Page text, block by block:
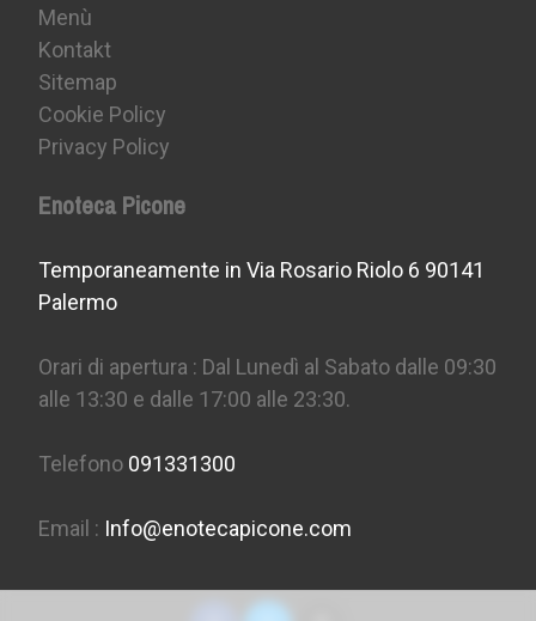
Menù
Kontakt
Sitemap
Cookie Policy
Privacy Policy
Enoteca Picone
Temporaneamente in Via Rosario Riolo 6 90141
Palermo
Orari di apertura : Dal Lunedì al Sabato dalle 09:30
alle 13:30 e dalle 17:00 alle 23:30.
Telefono 091331300
Email : Info@enotecapicone.com